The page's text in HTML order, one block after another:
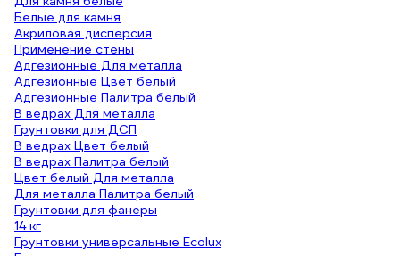
Белые для камня
Акриловая дисперсия
Применение стены
Адгезионные Для металла
Адгезионные Цвет белый
Адгезионные Палитра белый
В ведрах Для металла
Грунтовки для ДСП
В ведрах Цвет белый
В ведрах Палитра белый
Цвет белый Для металла
Для металла Палитра белый
Грунтовки для фанеры
14 кг
Грунтовки универсальные Ecolux